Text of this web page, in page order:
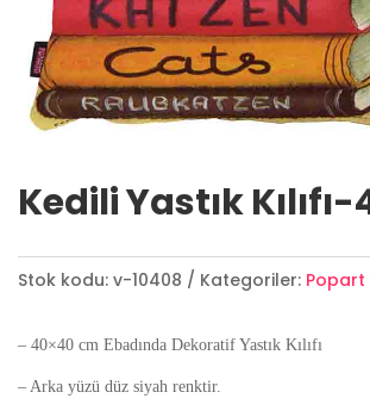
Kedili Yastık Kılıfı-
Stok kodu: v-10408 Kategoriler: Popart
– 40×40 cm Ebadında Dekoratif Yastık Kılıfı
– Arka yüzü düz siyah renktir.